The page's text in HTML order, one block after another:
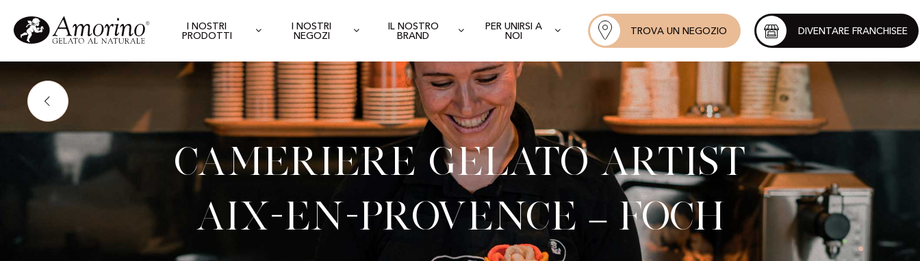
I NOSTRI
PRODOTTI
I NOSTRI
NEGOZI
IL NOSTRO
BRAND
PER UNIRSI A
NOI
TROVA UN NEGOZIO DIVENTARE FRANCHISEE
Cameriere Gelato Artist
Aix-en-Provence – Foch